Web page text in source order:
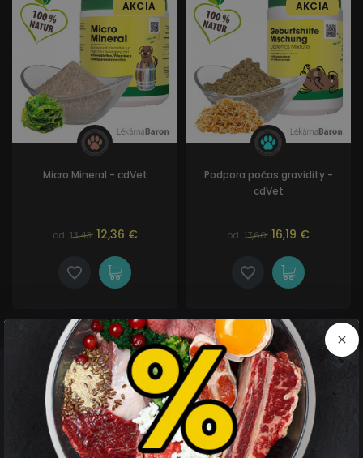
Micro Mineral - cdVet
od 13,43 12,36 €
AKCIA
Podpora počas gravidity -
cdVet
od 17,60 16,19 €
AKCIA
INSTAGRAM